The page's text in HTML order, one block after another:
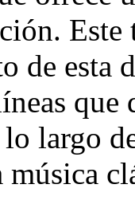
de esta
que
lo largo